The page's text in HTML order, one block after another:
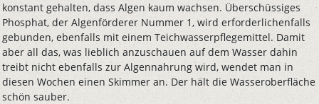
konstant gehalten, dass Algen kaum wachsen. Überschüssiges
Phosphat, der Algenförderer Nummer 1, wird erforderlichenfalls
gebunden, ebenfalls mit einem Teichwasserpflegemittel. Damit
aber all das, was lieblich anzuschauen auf dem Wasser dahin
treibt nicht ebenfalls zur Algennahrung wird, wendet man in
diesen Wochen einen Skimmer an. Der hält die Wasseroberfläche
schön sauber.